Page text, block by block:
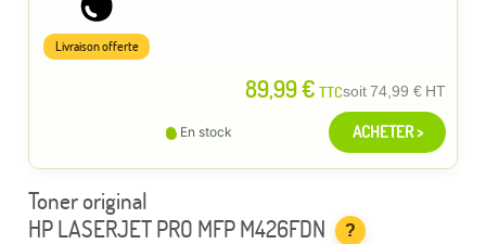
89,99 € TTCsoit74,99 € HT
Livraison offerte
En stock ACHETER >
Toner original
HP LASERJET PRO MFP M426FDN
?